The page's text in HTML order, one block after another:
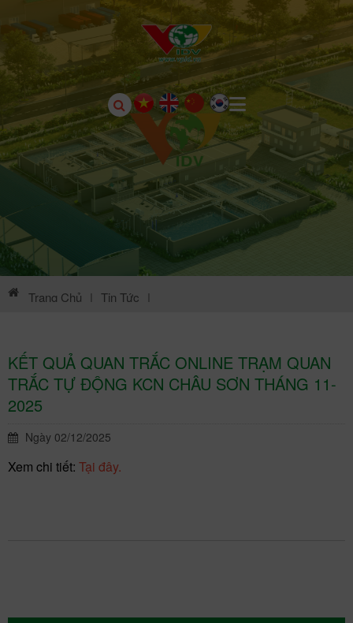
Trang Chủ | Tin Tức |
KẾT QUẢ QUAN TRẮC ONLINE TRẠM QUAN
TRẮC TỰ ĐỘNG KCN CHÂU SƠN THÁNG 11-
2025
Ngày 02/12/2025
Xem chi tiết: Tại đây.